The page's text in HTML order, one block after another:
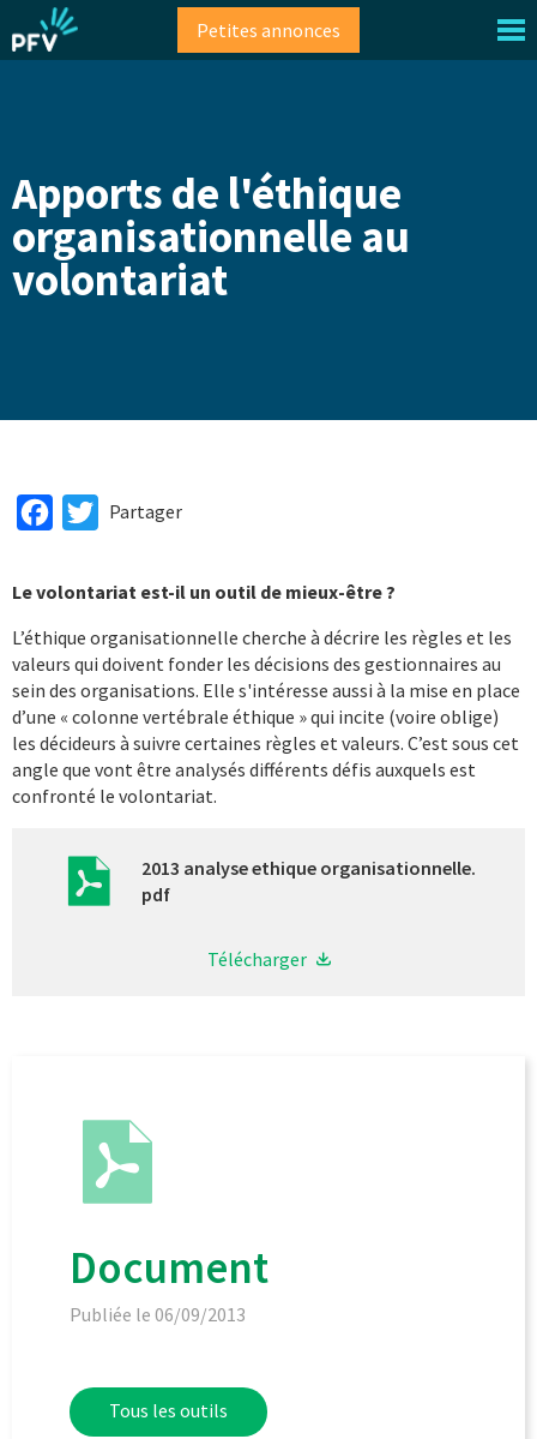
au
contenu
Petites annonces
Apports de l'éthique
organisationnelle au
volontariat
FacebookTwitter
Partager
Le volontariat est-il un outil de mieux-être ?
L’éthique organisationnelle cherche à décrire les règles et les
valeurs qui doivent fonder les décisions des gestionnaires au
sein des organisations. Elle s'intéresse aussi à la mise en place
d’une « colonne vertébrale éthique » qui incite (voire oblige)
les décideurs à suivre certaines règles et valeurs. C’est sous cet
angle que vont être analysés différents défis auxquels est
confronté le volontariat.
2013 analyse ethique organisationnelle.
pdf
Télécharger
Document
Publiée le 06/09/2013
Tous les outils